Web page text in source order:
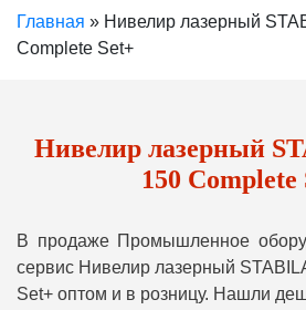
Главная » Нивелир лазерный
Complete Set+
Нивелир лазерный
150 Complete
В продаже Промышленное
сервис Нивелир лазерный
Set+ оптом и в розницу. Нашли